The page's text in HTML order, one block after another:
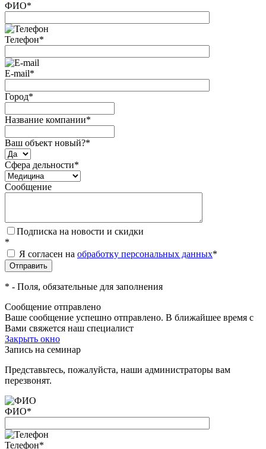
ФИО*
Телефон*
E-mail*
Город*
Название компании*
Ваш объект новый?*
Сфера дельности*
Сообщение
Подписка на новости и скидки
*
Я согласен на обработку персональных данных*
* - Поля, обязательные для заполнения
Сообщение отправлено
Ваше сообщение успешно отправлено. В ближайшее время с
Вами свяжется наш специалист
Закрыть окно
Запись на семинар
Представьтесь, пожалуйста, наши администраторы вам
перезвонят.
ФИО*
Телефон*